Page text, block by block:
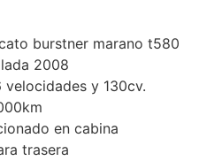
burstner marano t580
2008
y 130cv.
en cabina
trasera